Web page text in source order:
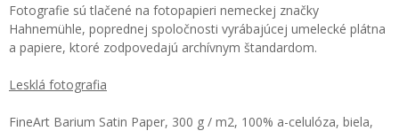
Fotografie sú tlačené na fotopapieri nemeckej značky
Hahnemühle, poprednej spoločnosti vyrábajúcej umelecké plátna
a papiere, ktoré zodpovedajú archívnym štandardom.
Lesklá fotografia
FineArt Barium Satin Paper, 300 g / m2, 100% a-celulóza, biela,